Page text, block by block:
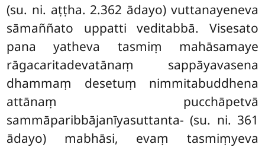
(su. ni. aṭṭha. 2.362 ādayo) vuttanayeneva
sāmaññato uppatti veditabbā. Visesato
pana yatheva tasmiṃ mahāsamaye
rāgacaritadevatānaṃ sappāyavasena
dhammaṃ desetuṃ nimmitabuddhena
attānaṃ pucchāpetvā
sammāparibbājanīyasuttanta- (su. ni. 361
ādayo) mabhāsi, evaṃ tasmiṃyeva